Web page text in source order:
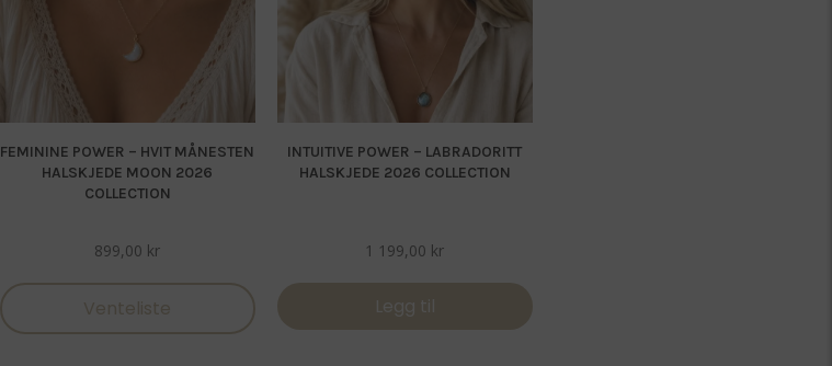
FEMININE POWER – HVIT MÅNESTEN
HALSKJEDE MOON 2026
COLLECTION
899,00 kr
Venteliste
INTUITIVE POWER – LABRADORITT
HALSKJEDE 2026 COLLECTION
1 199,00 kr
Legg til